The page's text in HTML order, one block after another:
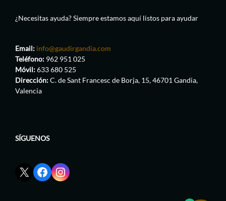
¿Necesitas ayuda? Siempre estamos aquí listos para ayudar
Email: info@gaudirgandia.com
Teléfono: 962 951 025
Móvil:633 680 525
Dirección:C. de Sant Francesc de Borja, 15, 46701 Gandia,
Valencia
SÍGUENOS
Enlace
red
Enlace
de
Enlace